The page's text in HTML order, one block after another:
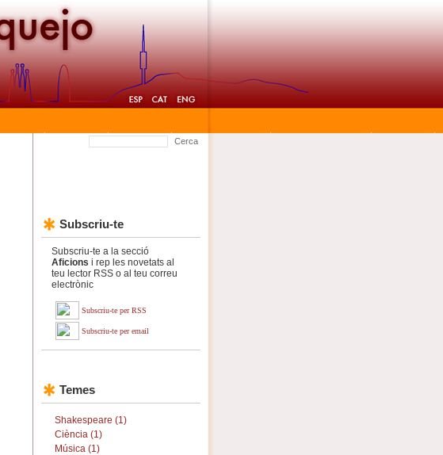
Cerca
Subscriu-te
Subscriu-te a la secció
Aficions i rep les novetats al
teu lector RSS o al teu correu
electrònic
Subscriu-te per RSS
Subscriu-te per email
Temes
Shakespeare (1)
Ciència (1)
Música (1)